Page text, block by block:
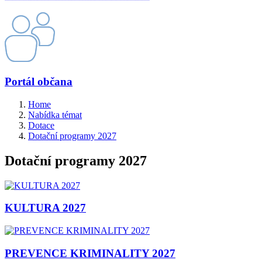
Portál občana
Home
Nabídka témat
Dotace
Dotační programy 2027
Dotační programy 2027
KULTURA 2027
PREVENCE KRIMINALITY 2027